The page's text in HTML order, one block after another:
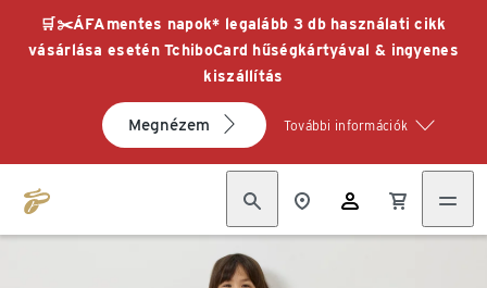
🛒✂️ÁFAmentes napok* legalább 3 db használati cikk
vásárlása esetén TchiboCard hűségkártyával & ingyenes
kiszállítás
Megnézem További információk